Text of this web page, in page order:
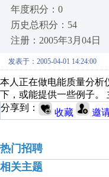
年度积分：0
历史总积分：54
注册：2005年3月04日
发表于：2005-04-01 14:24:00
本人正在做电能质量分析
下，或能提供一些例子。
分享到：
收藏 邀
热门招聘
相关主题